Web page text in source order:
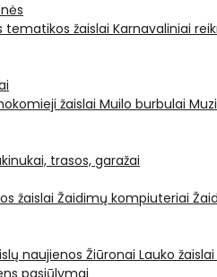
tematikos žaislai Karnavaliniai
žaislai Muilo burbulai
trasos, garažai
žaislai Žaidimų kompiuteriai
naujienos Žiūronai Lauko žaislai
pasiūlymai